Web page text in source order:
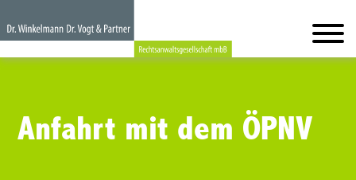
Anfahrt mit dem ÖPNV